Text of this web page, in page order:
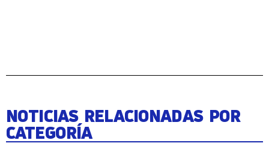
NOTICIAS RELACIONADAS POR
CATEGORÍA